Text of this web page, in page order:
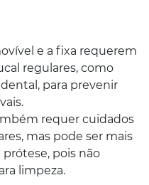
e a fixa requerem
regulares, como
para prevenir
requer cuidados
mas pode ser mais
pois não
limpeza.